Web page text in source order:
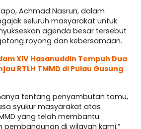
Achmad Nasrun, dalam
seluruh masyarakat untuk
agenda besar tersebut
royong dan kebersamaan.
XIV Hasanuddin Tempuh Dua
RTLH TMMD di Pulau Gusung
tentang penyambutan tamu,
syukur masyarakat atas
yang telah membantu
pembangunan di wilayah kami,”